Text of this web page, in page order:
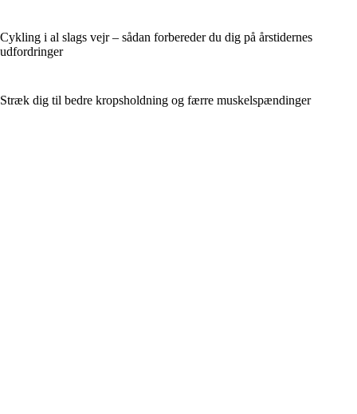
Cykling i al slags vejr – sådan forbereder du dig på årstidernes
udfordringer
Stræk dig til bedre kropsholdning og færre muskelspændinger